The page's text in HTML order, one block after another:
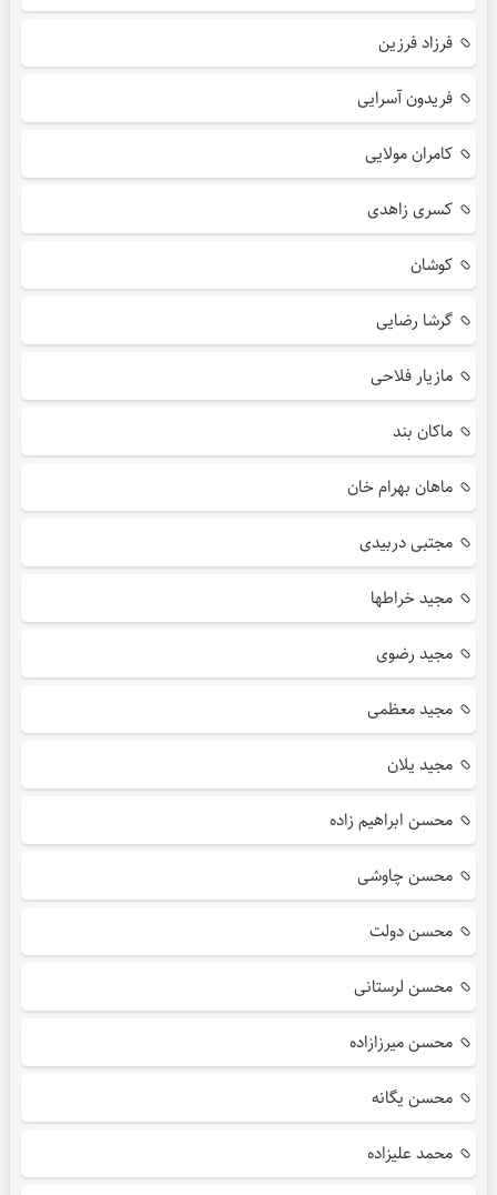
فرزاد فرزین
فریدون آسرایی
کامران مولایی
کسری زاهدی
کوشان
گرشا رضایی
مازیار فلاحی
ماکان بند
ماهان بهرام خان
مجتبی دربیدی
مجید خراطها
مجید رضوی
مجید معظمی
مجید یلان
محسن ابراهیم زاده
محسن چاوشی
محسن دولت
محسن لرستانی
محسن میرزازاده
محسن یگانه
محمد علیزاده